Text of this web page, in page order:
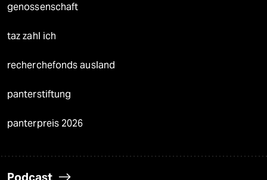
genossenschaft
taz zahl ich
recherchefonds ausland
panterstiftung
panterpreis 2026
Podcast